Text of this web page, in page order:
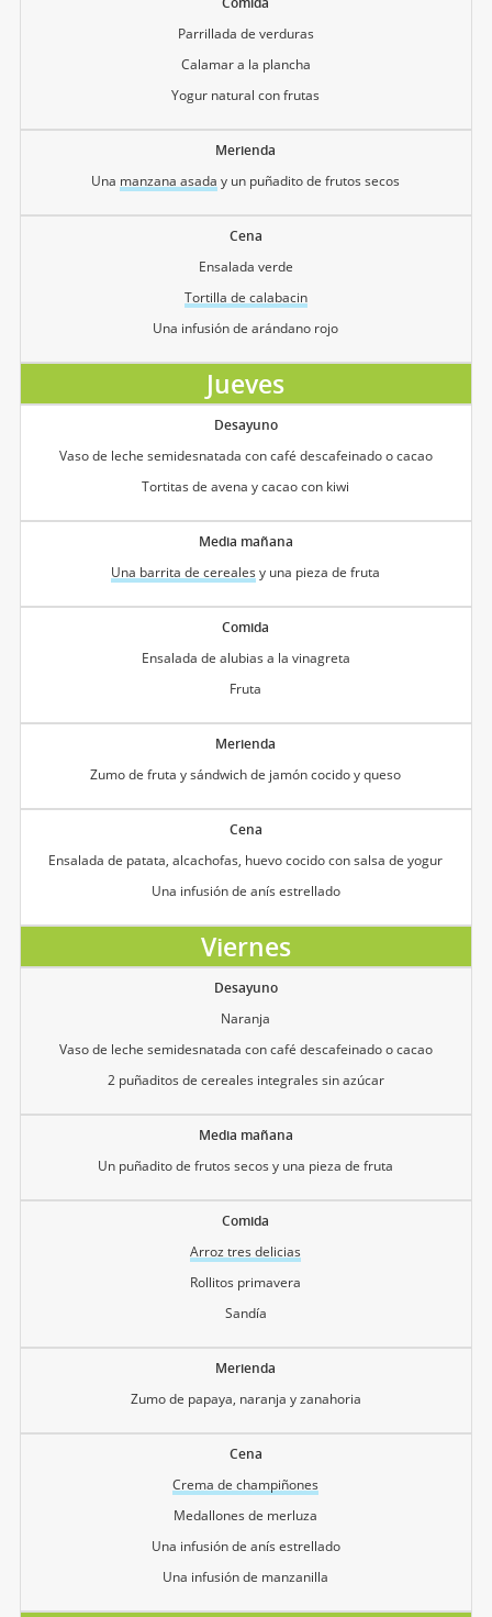
Parrillada de verduras
Calamar a la plancha
Yogur natural con frutas
Merienda
Una manzana asada y un puñadito de frutos secos
Cena
Ensalada verde
Tortilla de calabacin
Una infusión de arándano rojo
Jueves
Desayuno
Vaso de leche semidesnatada con café descafeinado o cacao
Tortitas de avena y cacao con kiwi
Media mañana
Una barrita de cereales y una pieza de fruta
Comida
Ensalada de alubias a la vinagreta
Fruta
Merienda
Zumo de fruta y sándwich de jamón cocido y queso
Cena
Ensalada de patata, alcachofas, huevo cocido con salsa de yogur
Una infusión de anís estrellado
Viernes
Desayuno
Naranja
Vaso de leche semidesnatada con café descafeinado o cacao
2 puñaditos de cereales integrales sin azúcar
Media mañana
Un puñadito de frutos secos y una pieza de fruta
Comida
Arroz tres delicias
Rollitos primavera
Sandía
Merienda
Zumo de papaya, naranja y zanahoria
Cena
Crema de champiñones
Medallones de merluza
Una infusión de anís estrellado
Una infusión de manzanilla